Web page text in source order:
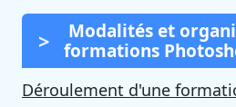
Modalités et
formations
Déroulement d'une